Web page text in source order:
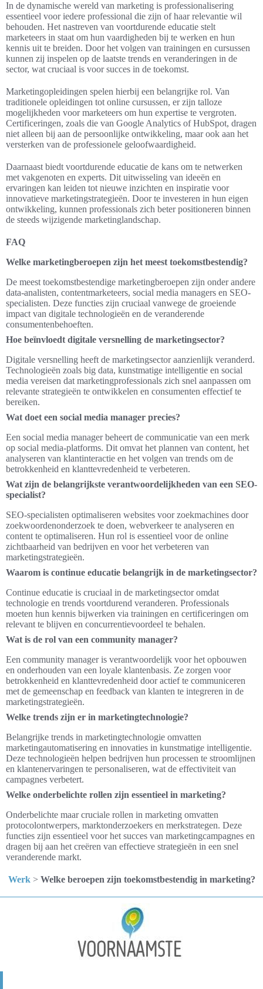
In de dynamische wereld van marketing is professionalisering
essentieel voor iedere professional die zijn of haar relevantie wil
behouden. Het nastreven van voortdurende educatie stelt
marketeers in staat om hun vaardigheden bij te werken en hun
kennis uit te breiden. Door het volgen van trainingen en cursussen
kunnen zij inspelen op de laatste trends en veranderingen in de
sector, wat cruciaal is voor succes in de toekomst.
Marketingopleidingen spelen hierbij een belangrijke rol. Van
traditionele opleidingen tot online cursussen, er zijn talloze
mogelijkheden voor marketeers om hun expertise te vergroten.
Certificeringen, zoals die van Google Analytics of HubSpot, dragen
niet alleen bij aan de persoonlijke ontwikkeling, maar ook aan het
versterken van de professionele geloofwaardigheid.
Daarnaast biedt voortdurende educatie de kans om te netwerken
met vakgenoten en experts. Dit uitwisseling van ideeën en
ervaringen kan leiden tot nieuwe inzichten en inspiratie voor
innovatieve marketingstrategieën. Door te investeren in hun eigen
ontwikkeling, kunnen professionals zich beter positioneren binnen
de steeds wijzigende marketinglandschap.
FAQ
Welke marketingberoepen zijn het meest toekomstbestendig?
De meest toekomstbestendige marketingberoepen zijn onder andere
data-analisten, contentmarketeers, social media managers en SEO-
specialisten. Deze functies zijn cruciaal vanwege de groeiende
impact van digitale technologieën en de veranderende
consumentenbehoeften.
Hoe beïnvloedt digitale versnelling de marketingsector?
Digitale versnelling heeft de marketingsector aanzienlijk veranderd.
Technologieën zoals big data, kunstmatige intelligentie en social
media vereisen dat marketingprofessionals zich snel aanpassen om
relevante strategieën te ontwikkelen en consumenten effectief te
bereiken.
Wat doet een social media manager precies?
Een social media manager beheert de communicatie van een merk
op social media-platforms. Dit omvat het plannen van content, het
analyseren van klantinteractie en het volgen van trends om de
betrokkenheid en klanttevredenheid te verbeteren.
Wat zijn de belangrijkste verantwoordelijkheden van een SEO-
specialist?
SEO-specialisten optimaliseren websites voor zoekmachines door
zoekwoordenonderzoek te doen, webverkeer te analyseren en
content te optimaliseren. Hun rol is essentieel voor de online
zichtbaarheid van bedrijven en voor het verbeteren van
marketingstrategieën.
Waarom is continue educatie belangrijk in de marketingsector?
Continue educatie is cruciaal in de marketingsector omdat
technologie en trends voortdurend veranderen. Professionals
moeten hun kennis bijwerken via trainingen en certificeringen om
relevant te blijven en concurrentievoordeel te behalen.
Wat is de rol van een community manager?
Een community manager is verantwoordelijk voor het opbouwen
en onderhouden van een loyale klantenbasis. Ze zorgen voor
betrokkenheid en klanttevredenheid door actief te communiceren
met de gemeenschap en feedback van klanten te integreren in de
marketingstrategieën.
Welke trends zijn er in marketingtechnologie?
Belangrijke trends in marketingtechnologie omvatten
marketingautomatisering en innovaties in kunstmatige intelligentie.
Deze technologieën helpen bedrijven hun processen te stroomlijnen
en klantenervaringen te personaliseren, wat de effectiviteit van
campagnes verbetert.
Welke onderbelichte rollen zijn essentieel in marketing?
Onderbelichte maar cruciale rollen in marketing omvatten
protocolontwerpers, marktonderzoekers en merkstrategen. Deze
functies zijn essentieel voor het succes van marketingcampagnes en
dragen bij aan het creëren van effectieve strategieën in een snel
veranderende markt.
Werk> Welke beroepen zijn toekomstbestendig in marketing?